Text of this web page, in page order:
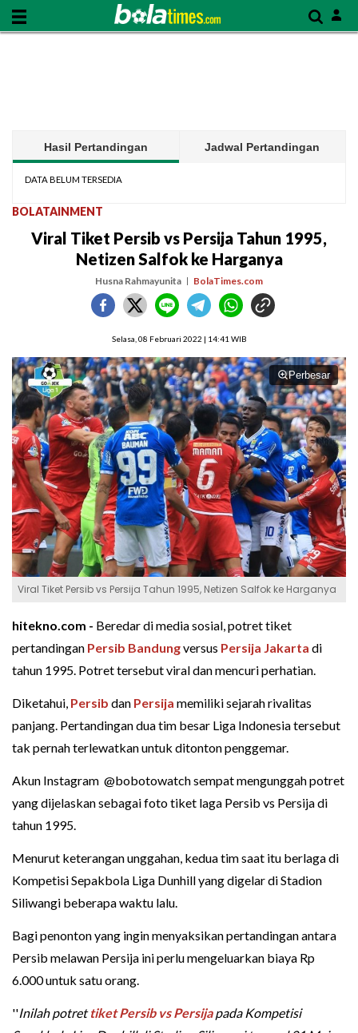
Hasil Pertandingan Jadwal Pertandingan
DATA BELUM TERSEDIA
BOLATAINMENT
Viral Tiket Persib vs Persija Tahun 1995,
Netizen Salfok ke Harganya
Husna Rahmayunita BolaTimes.com
Selasa, 08 Februari 2022 | 14:41 WIB
Perbesar
Viral Tiket Persib vs Persija Tahun 1995, Netizen Salfok ke Harganya
hitekno.com - Beredar di media sosial, potret tiket
pertandingan Persib Bandungversus Persija Jakarta di
tahun 1995. Potret tersebut viral dan mencuri perhatian.
Diketahui, Persib dan Persija memiliki sejarah rivalitas
panjang. Pertandingan dua tim besar Liga Indonesia tersebut
tak pernah terlewatkan untuk ditonton penggemar.
Akun Instagram @bobotowatch sempat mengunggah potret
yang dijelaskan sebagai foto tiket laga Persib vs Persija di
tahun 1995.
Menurut keterangan unggahan, kedua tim saat itu berlaga di
Kompetisi Sepakbola Liga Dunhill yang digelar di Stadion
Siliwangi beberapa waktu lalu.
Bagi penonton yang ingin menyaksikan pertandingan antara
Persib melawan Persija ini perlu mengeluarkan biaya Rp
6.000 untuk satu orang.
''Inilah potrettiket Persib vs Persijapada Kompetisi